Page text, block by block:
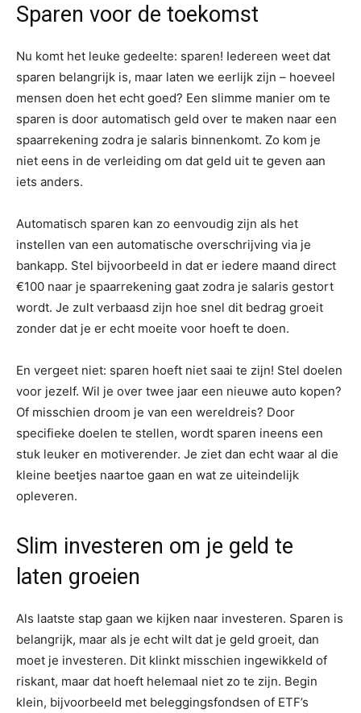
Sparen voor de toekomst
Nu komt het leuke gedeelte: sparen! Iedereen weet dat
sparen belangrijk is, maar laten we eerlijk zijn – hoeveel
mensen doen het echt goed? Een slimme manier om te
sparen is door automatisch geld over te maken naar een
spaarrekening zodra je salaris binnenkomt. Zo kom je
niet eens in de verleiding om dat geld uit te geven aan
iets anders.
Automatisch sparen kan zo eenvoudig zijn als het
instellen van een automatische overschrijving via je
bankapp. Stel bijvoorbeeld in dat er iedere maand direct
€100 naar je spaarrekening gaat zodra je salaris gestort
wordt. Je zult verbaasd zijn hoe snel dit bedrag groeit
zonder dat je er echt moeite voor hoeft te doen.
En vergeet niet: sparen hoeft niet saai te zijn! Stel doelen
voor jezelf. Wil je over twee jaar een nieuwe auto kopen?
Of misschien droom je van een wereldreis? Door
specifieke doelen te stellen, wordt sparen ineens een
stuk leuker en motiverender. Je ziet dan echt waar al die
kleine beetjes naartoe gaan en wat ze uiteindelijk
opleveren.
Slim investeren om je geld te
laten groeien
Als laatste stap gaan we kijken naar investeren. Sparen is
belangrijk, maar als je echt wilt dat je geld groeit, dan
moet je investeren. Dit klinkt misschien ingewikkeld of
riskant, maar dat hoeft helemaal niet zo te zijn. Begin
klein, bijvoorbeeld met beleggingsfondsen of ETF’s